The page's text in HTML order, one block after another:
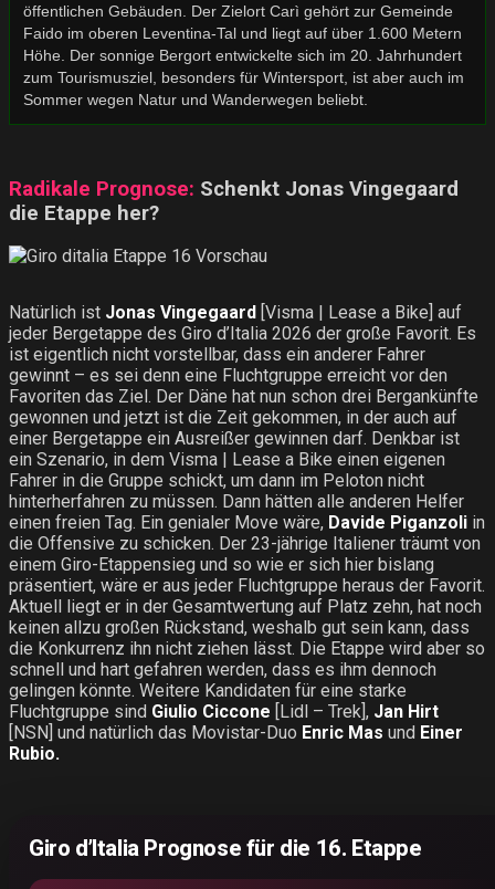
öffentlichen Gebäuden. Der Zielort Carì gehört zur Gemeinde
Faido im oberen Leventina-Tal und liegt auf über 1.600 Metern
Höhe. Der sonnige Bergort entwickelte sich im 20. Jahrhundert
zum Tourismusziel, besonders für Wintersport, ist aber auch im
Sommer wegen Natur und Wanderwegen beliebt.
Radikale Prognose: Schenkt Jonas Vingegaard
die Etappe her?
Natürlich ist Jonas Vingegaard [Visma | Lease a Bike] auf
jeder Bergetappe des Giro d’Italia 2026 der große Favorit. Es
ist eigentlich nicht vorstellbar, dass ein anderer Fahrer
gewinnt – es sei denn eine Fluchtgruppe erreicht vor den
Favoriten das Ziel. Der Däne hat nun schon drei Bergankünfte
gewonnen und jetzt ist die Zeit gekommen, in der auch auf
einer Bergetappe ein Ausreißer gewinnen darf. Denkbar ist
ein Szenario, in dem Visma | Lease a Bike einen eigenen
Fahrer in die Gruppe schickt, um dann im Peloton nicht
hinterherfahren zu müssen. Dann hätten alle anderen Helfer
einen freien Tag. Ein genialer Move wäre, Davide Piganzoli in
die Offensive zu schicken. Der 23-jährige Italiener träumt von
einem Giro-Etappensieg und so wie er sich hier bislang
präsentiert, wäre er aus jeder Fluchtgruppe heraus der Favorit.
Aktuell liegt er in der Gesamtwertung auf Platz zehn, hat noch
keinen allzu großen Rückstand, weshalb gut sein kann, dass
die Konkurrenz ihn nicht ziehen lässt. Die Etappe wird aber so
schnell und hart gefahren werden, dass es ihm dennoch
gelingen könnte. Weitere Kandidaten für eine starke
Fluchtgruppe sind Giulio Ciccone [Lidl – Trek], Jan Hirt
[NSN] und natürlich das Movistar-Duo Enric Mas und Einer
Rubio.
Giro d’Italia Prognose für die 16. Etappe